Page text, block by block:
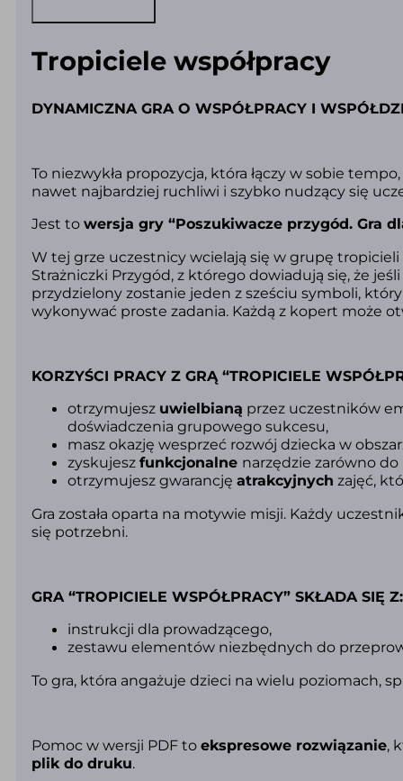
Tropiciele współpracy
DYNAMICZNA GRA O WSPÓŁPRACY I
To niezwykła propozycja, która łączy w sobie
nawet najbardziej ruchliwi i szybko nudzący się
Jest towersja gry “Poszukiwacze przygód. Gra
W tej grze uczestnicy wcielają się w grupę tropicieli
Strażniczki Przygód, z którego dowiadują się, że
przydzielony zostanie jeden z sześciu symboli,
wykonywać proste zadania. Każdą z kopert może
KORZYŚCI PRACY Z GRĄ “TROPICIELE
otrzymujesz uwielbianą przez uczestników
doświadczenia grupowego sukcesu,
masz okazję wesprzeć rozwój dziecka w
zyskujeszfunkcjonalne narzędzie zarówno
otrzymujesz gwarancjęatrakcyjnych zajęć,
Gra została oparta na motywie misji. Każdy
się potrzebni.
GRA “TROPICIELE WSPÓŁPRACY” SKŁADA SIĘ Z:
instrukcji dla prowadzącego,
zestawu elementów niezbędnych do
To gra, która angażuje dzieci na wielu poziomach,
Pomoc w wersji PDF toekspresowe rozwiązanie,
plik do druku.